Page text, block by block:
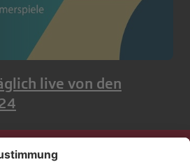
live von den